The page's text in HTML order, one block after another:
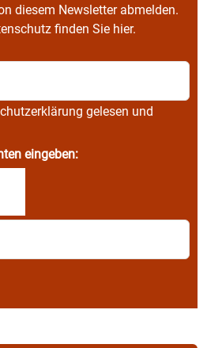
diesem Newsletter abmelden.
finden Sie hier.
gelesen und
eingeben: